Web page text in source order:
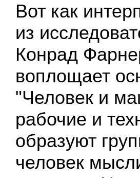
Вот как
из
Конрад
воплощает
"Человек и
рабочие и
образуют
человек